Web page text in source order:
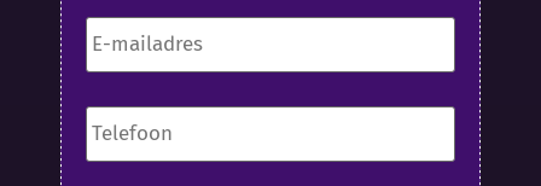
E-
mailadres *
Telefoon *